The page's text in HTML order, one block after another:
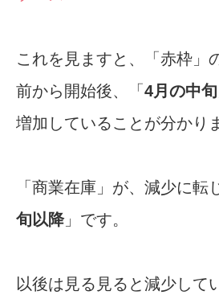
これを見ますと、「赤枠」
前から開始後、「 4月の中旬
増加していることが分かり
「商業在庫」が、減少に転
旬以降」です。
以後は見る見ると減少して